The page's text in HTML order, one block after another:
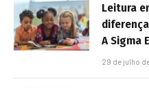
Leitura
A Sigma
29 de julho